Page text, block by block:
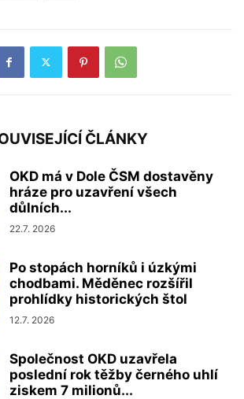
ČLÁNKY
OKD má v Dole ČSM dostavěny
hráze pro uzavření všech
důlních...
22.7. 2026
Po stopách horníků i úzkými
chodbami. Měděnec rozšířil
prohlídky historických štol
12.7. 2026
Společnost OKD uzavřela
poslední rok těžby černého uhlí
ziskem 7 milionů...